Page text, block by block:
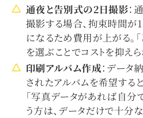
通夜と告別式の2日撮影：
撮影する場合、拘束時間が
になるため費用が上がる。
を選ぶことでコストを抑え
印刷アルバム作成：データ
されたアルバムを希望する
「写真データがあれば自分
う方は、データだけで十分